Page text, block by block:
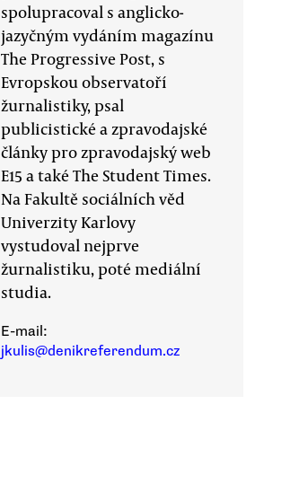
spolupracoval s anglicko-
jazyčným vydáním magazínu
The Progressive Post, s
Evropskou observatoří
žurnalistiky, psal
publicistické a zpravodajské
články pro zpravodajský web
E15 a také The Student Times.
Na Fakultě sociálních věd
Univerzity Karlovy
vystudoval nejprve
žurnalistiku, poté mediální
studia.
E-mail:
jkulis@denikreferendum.cz